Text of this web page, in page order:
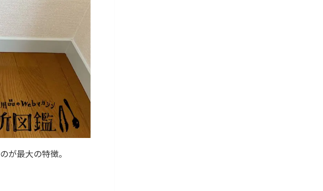
のが最大の特徴。